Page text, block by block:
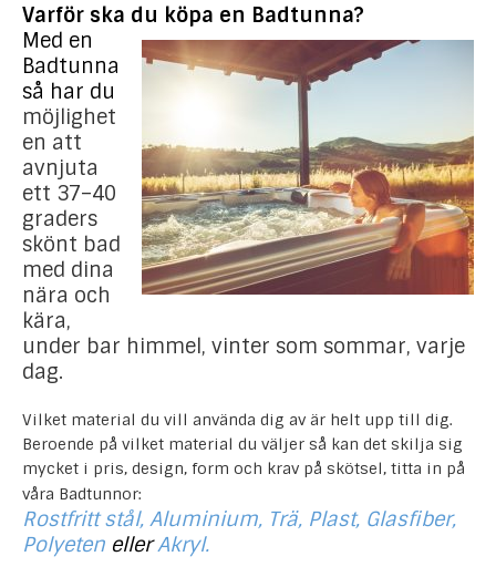
Varför ska du köpa en Badtunna?
Med en
Badtunna
så har du
möjlighet
en att
avnjuta
ett 37–40
graders
skönt bad
med dina
nära och
kära,
under bar himmel, vinter som sommar, varje
dag.
Vilket material du vill använda dig av är helt upp till dig.
Beroende på vilket material du väljer så kan det skilja sig
mycket i pris, design, form och krav på skötsel, titta in på
våra Badtunnor:
Rostfritt stål, Aluminium, Trä, Plast, Glasfiber,
Polyeten eller Akryl.